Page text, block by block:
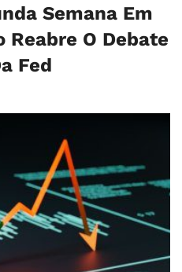
Semana Em
Reabre O Debate
Fed